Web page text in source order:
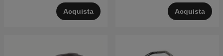
Acquista Acquista